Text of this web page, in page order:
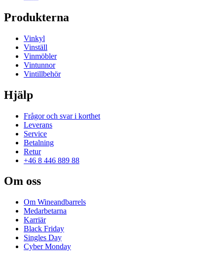
Produkterna
Vinkyl
Vinställ
Vinmöbler
Vintunnor
Vintillbehör
Hjälp
Frågor och svar i korthet
Leverans
Service
Betalning
Retur
+46 8 446 889 88
Om oss
Om Wineandbarrels
Medarbetarna
Karriär
Black Friday
Singles Day
Cyber Monday